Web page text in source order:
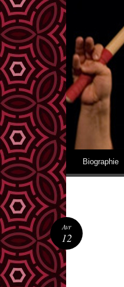
MUSIQUES ET
Aller au
Biographie
Avr
12